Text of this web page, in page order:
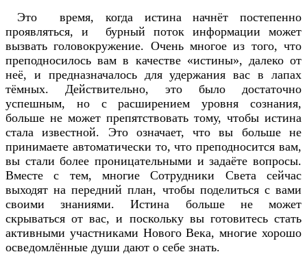
Это время, когда истина начнёт постепенно
проявляться, и бурный поток информации может
вызвать головокружение. Очень многое из того, что
преподносилось вам в качестве «истины», далеко от
неё, и предназначалось для удержания вас в лапах
тёмных. Действительно, это было достаточно
успешным, но с расширением уровня сознания,
больше не может препятствовать тому, чтобы истина
стала известной. Это означает, что вы больше не
принимаете автоматически то, что преподносится вам,
вы стали более проницательными и задаёте вопросы.
Вместе с тем, многие Сотрудники Света сейчас
выходят на передний план, чтобы поделиться с вами
своими знаниями. Истина больше не может
скрываться от вас, и поскольку вы готовитесь стать
активными участниками Нового Века, многие хорошо
осведомлённые души дают о себе знать.